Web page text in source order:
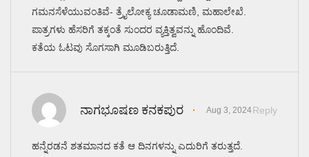
ಗಮನಸೆಳೆಯುವಂತಿವೆ- ತ್ರೈಲೋಕ್ಯ ಚೂಡಾಮಣಿ, ಮಹಾಲೇಖೆ.
ಪಾತ್ರಗಳು ಹೆಸರಿಗೆ ತಕ್ಕಂತೆ ಸುಂದರ ವ್ಯಕ್ತಿತ್ವವನ್ನು ಹೊಂದಿವೆ.
ಕತೆಯ ಓಟವು ಸೊಗಸಾಗಿ ಮೂಡಿಬರುತ್ತಿದೆ.
ನಾಗಭೂಷಣ ಕನಕಪುರ Aug 3, 2024Reply
ಹನ್ನೆರಡನೆ ಶತಮಾನದ ಕತೆ ಆ ದಿನಗಳನ್ನು ಎದುರಿಗೆ ತರುತ್ತದೆ.